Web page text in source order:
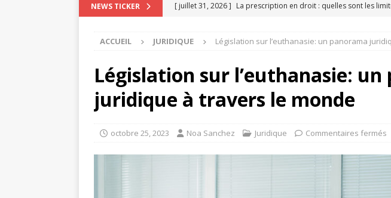
NEWS TICKER [ juillet 31, 2026 ] La prescription en droit : quelles sont les
[ juillet 27, 2026 ] Testament et succession : bien préparer son
JURIDIQUE
Huissier et notaire : quelles différences dans
JURIDIQUE
[ août 4, 2026 ]
Tribunal ou médiation : quelle solution choisir
ACCUEIL JURIDIQUE Législation sur l’euthanasie: un panorama
Législation sur l’euthanasie: un
juridique à travers le monde
octobre 25, 2023 Noa Sanchez Juridique Commentaires fermés